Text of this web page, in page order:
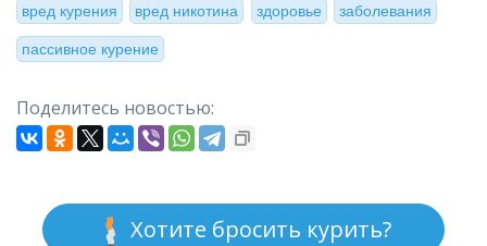
вред курения вред никотина здоровье заболевания
пассивное курение
Поделитесь новостью:
Хотите бросить курить?